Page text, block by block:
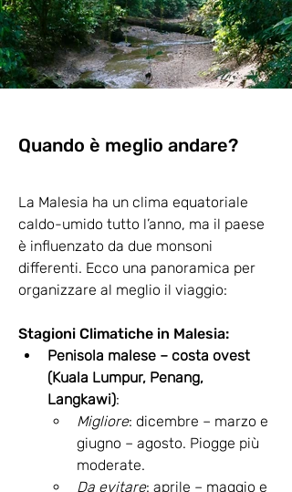
Quando è meglio andare?
La Malesia ha un clima equatoriale
caldo-umido tutto l’anno, ma il paese
è influenzato da due monsoni
differenti. Ecco una panoramica per
organizzare al meglio il viaggio:
Stagioni Climatiche in Malesia:
Penisola malese – costa ovest
(Kuala Lumpur, Penang,
Langkawi):
Migliore: dicembre – marzo e
giugno – agosto. Piogge più
moderate.
Da evitare: aprile – maggio e